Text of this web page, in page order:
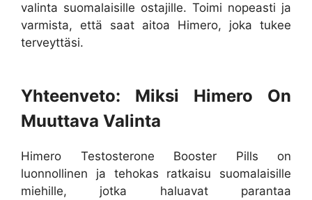
valinta suomalaisille ostajille. Toimi nopeasti ja
varmista, että saat aitoa Himero, joka tukee
terveyttäsi.
Yhteenveto: Miksi Himero On
Muuttava Valinta
Himero Testosterone Booster Pills on
luonnollinen ja tehokas ratkaisu suomalaisille
miehille, jotka haluavat parantaa